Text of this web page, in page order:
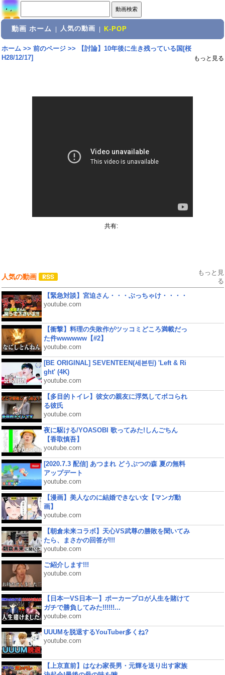
動画 ホーム 人気の動画 K-POP
ホーム>> 前のページ>>
【討論】10年後に生き残っている国[桜
H28/12/17]
もっと見る
共有:
人気の動画
もっと見
る
【緊急対談】宮迫さん・・・ぶっちゃけ・・・・
youtube.com
【衝撃】料理の失敗作がツッコミどころ満載だっ
た件wwwwww【#2】
youtube.com
[BE ORIGINAL] SEVENTEEN(세븐틴) 'Left & Ri
ght' (4K)
youtube.com
【多目的トイレ】彼女の親友に浮気してボコられ
る彼氏
youtube.com
夜に駆ける/YOASOBI 歌ってみた!しんごちん
【香取慎吾】
youtube.com
[2020.7.3 配信] あつまれ どうぶつの森 夏の無料
アップデート
youtube.com
【漫画】美人なのに結婚できない女【マンガ動
画】
youtube.com
【朝倉未来コラボ】天心VS武尊の勝敗を聞いてみ
たら、まさかの回答が!!!
youtube.com
ご紹介します!!!
youtube.com
【日本一VS日本一】ポーカープロが人生を賭けて
ガチで勝負してみた!!!!!!...
youtube.com
UUUMを脱退するYouTuber多くね?
youtube.com
【上京直前】はなわ家長男・元輝を送り出す家族